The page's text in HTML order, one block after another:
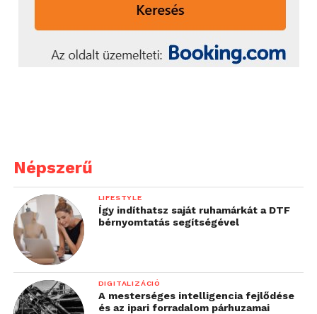
Népszerű
LIFESTYLE
Így indíthatsz saját ruhamárkát a DTF
bérnyomtatás segítségével
DIGITALIZÁCIÓ
A mesterséges intelligencia fejlődése
és az ipari forradalom párhuzamai